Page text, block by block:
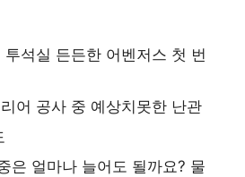
석실 든든한 어벤저스 첫 번
어 공사 중 예상치못한 난관
은 얼마나 늘어도 될까요? 물